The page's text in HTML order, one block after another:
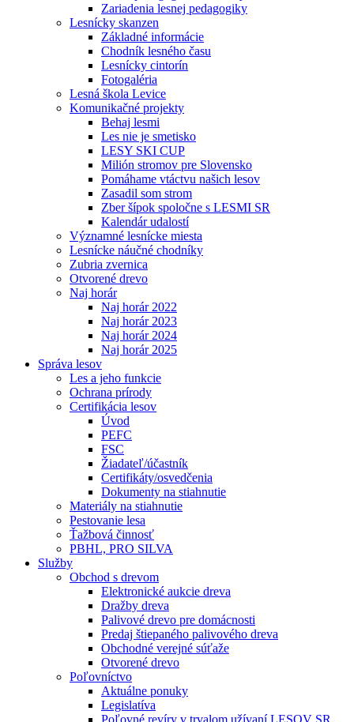
Zariadenia lesnej pedagogiky
Lesnícky skanzen
Základné informácie
Chodník lesného času
Lesnícky cintorín
Fotogaléria
Lesná škola Levice
Komunikačné projekty
Behaj lesmi
Les nie je smetisko
LESY SKI CUP
Milión stromov pre Slovensko
Pomáhame vtáctvu našich lesov
Zasadil som strom
Zber šípok spoločne s LESMI SR
Kalendár udalostí
Významné lesnícke miesta
Lesnícke náučné chodníky
Zubria zvernica
Otvorené drevo
Naj horár
Naj horár 2022
Naj horár 2023
Naj horár 2024
Naj horár 2025
Správa lesov
Les a jeho funkcie
Ochrana prírody
Certifikácia lesov
Úvod
PEFC
FSC
Žiadateľ/účastník
Certifikáty/osvedčenia
Dokumenty na stiahnutie
Materiály na stiahnutie
Pestovanie lesa
Ťažbová činnosť
PBHL, PRO SILVA
Služby
Obchod s drevom
Elektronické aukcie dreva
Dražby dreva
Palivové drevo pre domácnosti
Predaj štiepaného palivového dreva
Obchodné verejné súťaže
Otvorené drevo
Poľovníctvo
Aktuálne ponuky
Legislatíva
Poľovné revíry v trvalom užívaní LESOV SR